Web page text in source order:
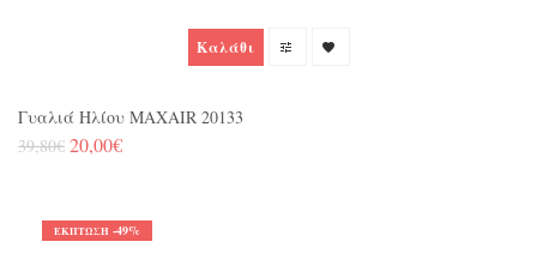
Καλάθι
Γυαλιά Ηλίου MAXAIR 20133
39,80€ 20,00€
ΈΚΠΤΩΣΗ -49%